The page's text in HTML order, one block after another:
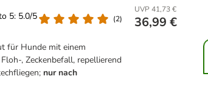
5: 5.0/5
(2)
für Hunde mit einem
, Zeckenbefall, repellierend
nur nach
UVP 41,73 €
36,99 €